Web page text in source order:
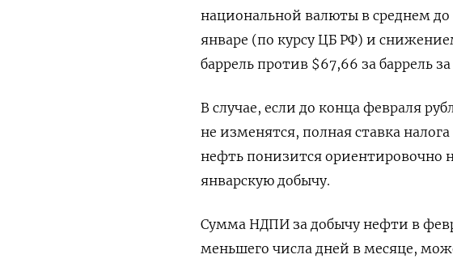
национальной валюты в среднем до
январе (по курсу ЦБ РФ) и
баррель против $67,66 за баррель
В случае, если до конца февраля
не изменятся, полная ставка
нефть понизится ориентировочно
январскую добычу.
Сумма НДПИ за добычу нефти в
меньшего числа дней в месяце,